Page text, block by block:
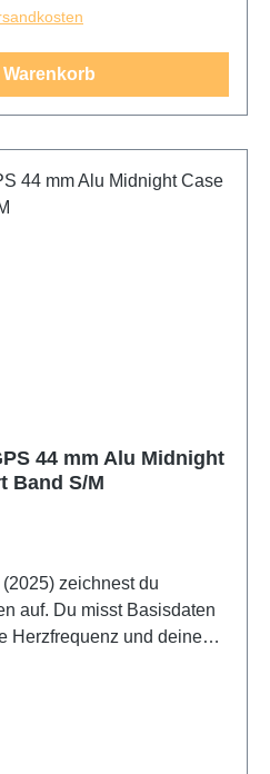
Warenkorb
44 mm Alu Midnight
Band S/M
zeichnest du
auf. Du misst Basisdaten
Herzfrequenz und deinen